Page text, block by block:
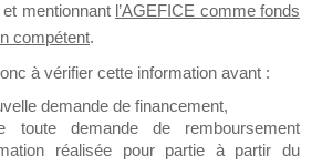
Groupes 1 Forums
Mes favoris
et mentionnant l’AGEFICE comme fonds
compétent.
à vérifier cette information avant :
demande de financement,
toute demande de remboursement
réalisée pour partie à partir du